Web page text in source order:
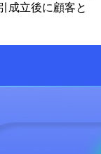
成立後に顧客と